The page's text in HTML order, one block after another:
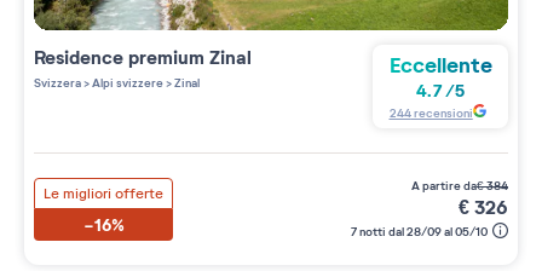
Residence premium Zinal
Svizzera>Alpi svizzere>Zinal
Eccellente
4.7/5
244recensioni
Le migliori offerte
-16%
a partire da€384
€326
7 notti dal 28/09 al 05/10